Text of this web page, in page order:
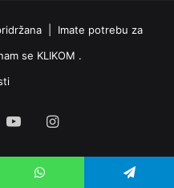
| Imate potrebu za
se KLIKOM .
YouTubeInstagram